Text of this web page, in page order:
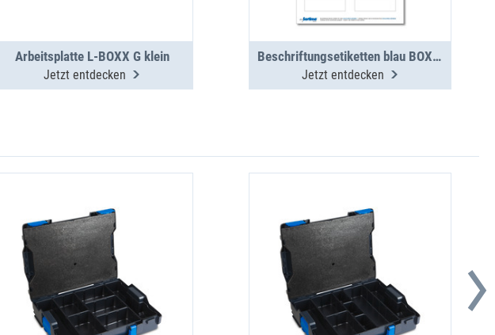
Arbeitsplatte L-BOXX G klein
Jetzt entdecken
Beschriftungsetiketten blau BOXX/Koffer/Clip 12 St. (1 Bogen)
Jetzt entdecken